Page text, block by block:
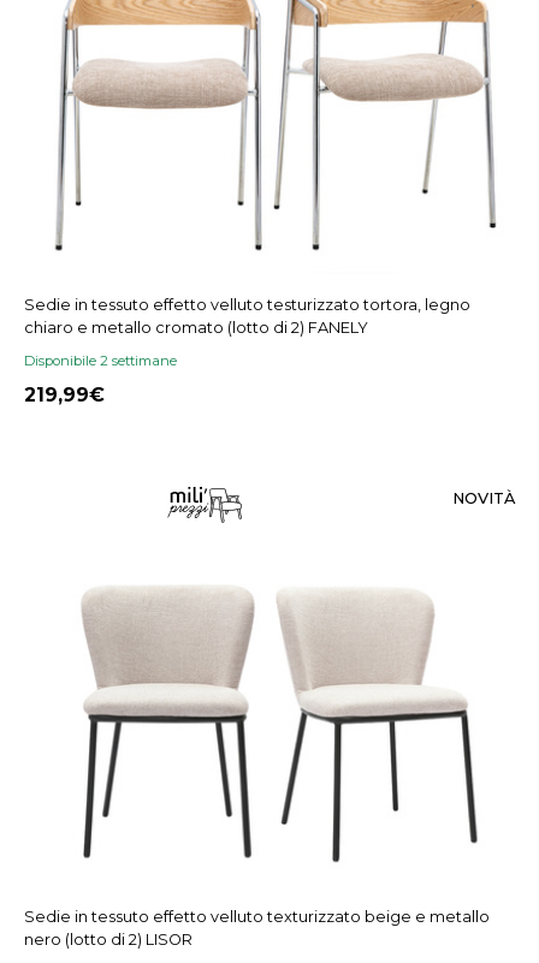
Sedie in tessuto effetto velluto testurizzato tortora, legno
chiaro e metallo cromato (lotto di 2) FANELY
Disponibile 2 settimane
219,99
NOVITÀ
Sedie in tessuto effetto velluto texturizzato beige e metallo
nero (lotto di 2) LISOR